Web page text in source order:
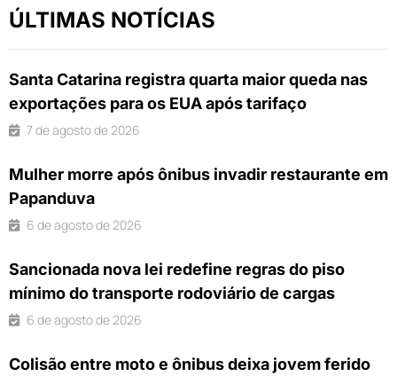
ÚLTIMAS NOTÍCIAS
Santa Catarina registra quarta maior queda nas
exportações para os EUA após tarifaço
7 de agosto de 2026
Mulher morre após ônibus invadir restaurante em
Papanduva
6 de agosto de 2026
Sancionada nova lei redefine regras do piso
mínimo do transporte rodoviário de cargas
6 de agosto de 2026
Colisão entre moto e ônibus deixa jovem ferido